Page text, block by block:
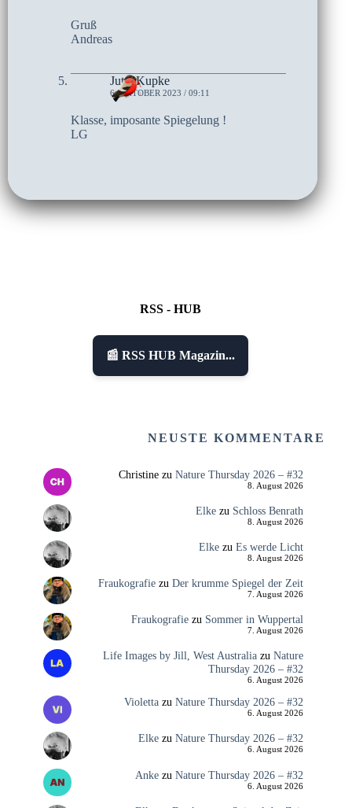
Gruß
Andreas
Jutta Kupke
6. OKTOBER 2023 / 09:11
Klasse, imposante Spiegelung !
LG
RSS - HUB
📰 RSS HUB Magazin...
NEUSTE KOMMENTARE
Christinezu Nature Thursday 2026 – #32
8. August 2026
Elkezu Schloss Benrath
8. August 2026
Elkezu Es werde Licht
8. August 2026
Fraukografiezu Der krumme Spiegel der Zeit
7. August 2026
Fraukografiezu Sommer in Wuppertal
7. August 2026
Life Images by Jill, West Australiazu Nature
Thursday 2026 – #32
6. August 2026
Violettazu Nature Thursday 2026 – #32
6. August 2026
Elkezu Nature Thursday 2026 – #32
6. August 2026
Ankezu Nature Thursday 2026 – #32
6. August 2026